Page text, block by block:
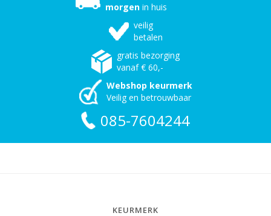
morgen in huis
veilig
betalen
gratis bezorging
vanaf € 60,-
Webshop keurmerk
Veilig en betrouwbaar
085-7604244
KEURMERK